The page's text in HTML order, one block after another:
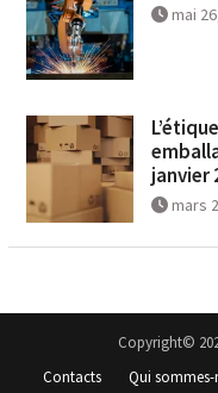
mai
janvier
mars
Copyright©
Contacts
Qui sommes-